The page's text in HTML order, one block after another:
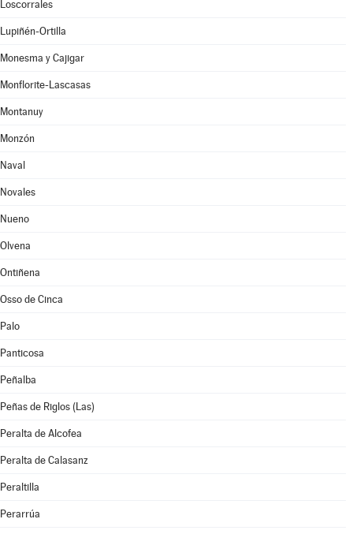
Loscorrales
Lupiñén-Ortilla
Monesma y Cajigar
Monflorite-Lascasas
Montanuy
Monzón
Naval
Novales
Nueno
Olvena
Ontiñena
Osso de Cinca
Palo
Panticosa
Peñalba
Peñas de Riglos (Las)
Peralta de Alcofea
Peralta de Calasanz
Peraltilla
Perarrúa